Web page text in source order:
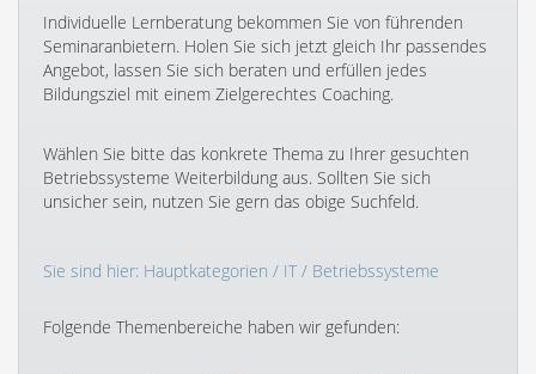
Individuelle Lernberatung bekommen Sie von führenden
Seminaranbietern. Holen Sie sich jetzt gleich Ihr passendes
Angebot, lassen Sie sich beraten und erfüllen jedes
Bildungsziel mit einem Zielgerechtes Coaching.
Wählen Sie bitte das konkrete Thema zu Ihrer gesuchten
Betriebssysteme Weiterbildung aus. Sollten Sie sich
unsicher sein, nutzen Sie gern das obige Suchfeld.
Sie sind hier: Hauptkategorien / IT/ Betriebssysteme
Folgende Themenbereiche haben wir gefunden: